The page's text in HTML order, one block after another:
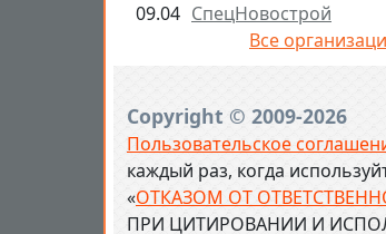
09.04 СпецНовострой
Все
Copyright © 2009-2026
Пользовательское
каждый раз, когда
«ОТКАЗОМ ОТ
ПРИ ЦИТИРОВАНИИ И